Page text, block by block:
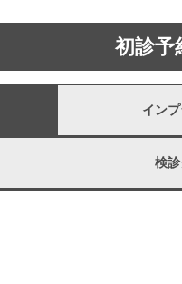
初診予
イン
検